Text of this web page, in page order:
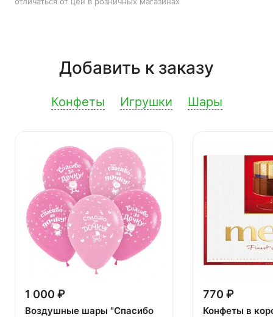
Добавить к заказу
Конфеты Игрушки Шары
1 000 ₽
Воздушные шары "Спасибо
770 ₽
Конфеты в